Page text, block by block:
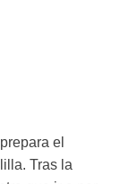
el
Tras la